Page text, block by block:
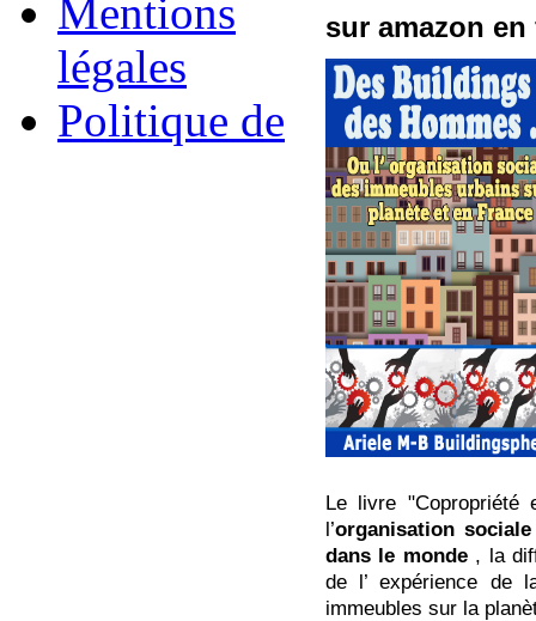
sur amazon
Le livre "Copropriété
l’organisation
dans le monde , la
de l’ expérience de
immeubles sur la
Mentions
légales
Politique de